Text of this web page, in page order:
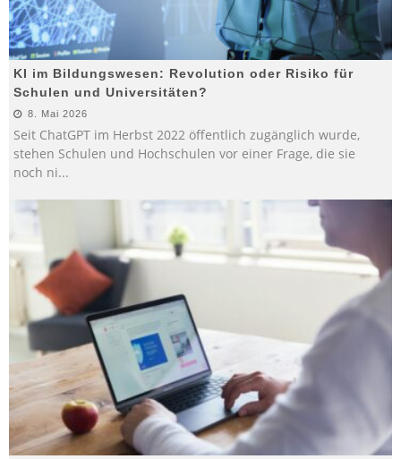
KI im Bildungswesen: Revolution oder Risiko für
Schulen und Universitäten?
8. Mai 2026
Seit ChatGPT im Herbst 2022 öffentlich zugänglich wurde,
stehen Schulen und Hochschulen vor einer Frage, die sie
noch ni...